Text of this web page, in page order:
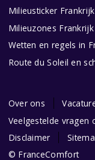
Milieusticker
Milieuzones Frankrijk
Wetten en regels in
Route du Soleil en
Over ons
Veelgestelde vragen
Disclaimer
© FranceComfort